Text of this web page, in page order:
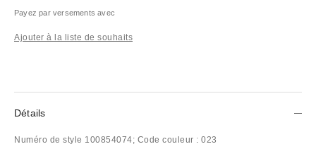
Payez par versements avec
Ajouter à la liste de souhaits
Détails
Numéro de style 100854074; Code couleur : 023